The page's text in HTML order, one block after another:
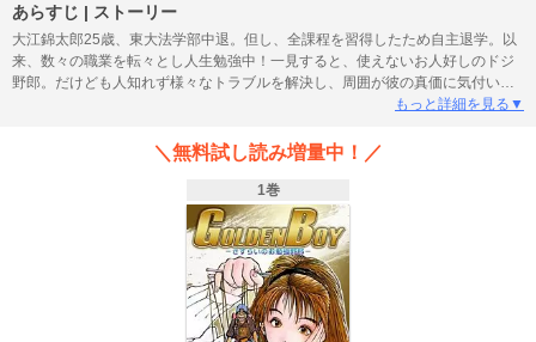
あらすじ | ストーリー
大江錦太郎25歳、東大法学部中退。但し、全課程を習得したため自主退学。以
来、数々の職業を転々とし人生勉強中！一見すると、使えないお人好しのドジ
野郎。だけども人知れず様々なトラブルを解決し、周囲が彼の真価に気付いた
時、錦太郎は既に去った後…。江川達也氏本人も認める、江川達也版「俺の
数字度外視でフリーダムに描いた「思想」と「エロス」の大暴走ぶりも必見。
もっと詳細を見る▼
＼無料試し読み増量中！／
1巻